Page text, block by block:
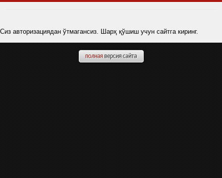
Сиз авторизациядан ўтмагансиз. Шарҳ қўшиш учун сайтга киринг.